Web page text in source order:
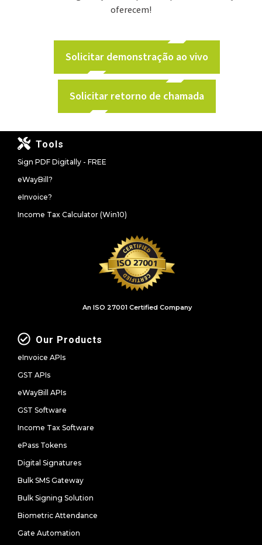
oferecem!
Solicitar demonstração ao vivo
Solicitar retorno de chamada
Tools
Sign PDF Digitally - FREE
eWayBill?
eInvoice?
Income Tax Calculator (Win10)
An ISO 27001 Certified Company
Our Products
eInvoice APIs
GST APIs
eWayBill APIs
GST Software
Income Tax Software
ePass Tokens
Digital Signatures
Bulk SMS Gateway
Bulk Signing Solution
Biometric Attendance
Gate Automation